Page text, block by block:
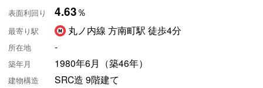
表面利回り 4.63％
最寄り駅 丸ノ内線 方南町駅 徒歩4分
所在地 -
築年月 1980年6月（築46年）
建物構造 SRC造 9階建て